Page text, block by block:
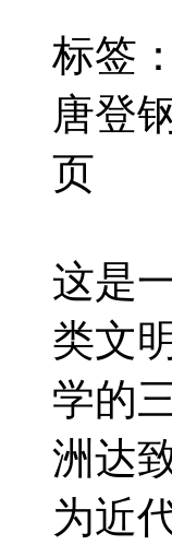
标签：
唐登
页
这是
类文
学的
洲达
为近